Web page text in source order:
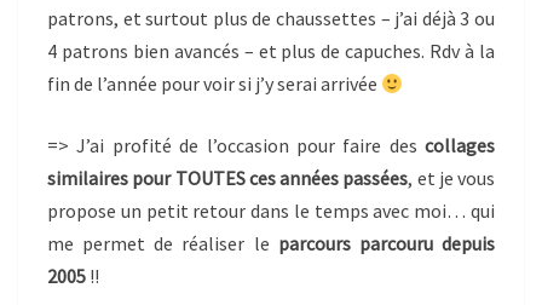
patrons, et surtout plus de chaussettes – j’ai déjà 3 ou
4 patrons bien avancés – et plus de capuches. Rdv à la
fin de l’année pour voir si j’y serai arrivée
=> J’ai profité de l’occasion pour faire des collages
similaires pour TOUTES ces années passées, et je vous
propose un petit retour dans le temps avec moi… qui
me permet de réaliser le parcours parcouru depuis
2005 !!